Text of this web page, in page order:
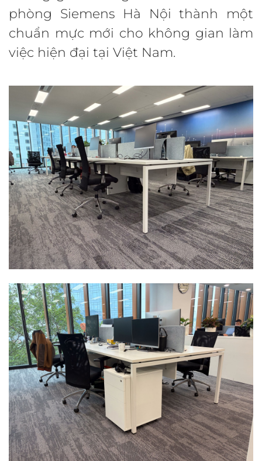
phòng Siemens Hà Nội thành một
chuẩn mực mới cho không gian làm
việc hiện đại tại Việt Nam.